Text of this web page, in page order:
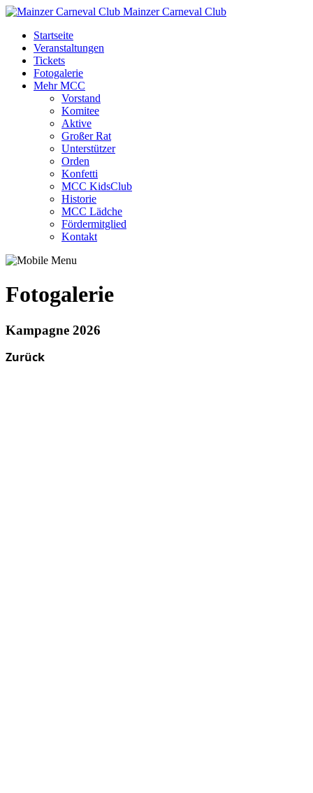
Mainzer Carneval Club
Startseite
Veranstaltungen
Tickets
Fotogalerie
Mehr MCC
Vorstand
Komitee
Aktive
Großer Rat
Unterstützer
Orden
Konfetti
MCC KidsClub
Historie
MCC Lädche
Fördermitglied
Kontakt
Fotogalerie
Kampagne 2026
Zurück